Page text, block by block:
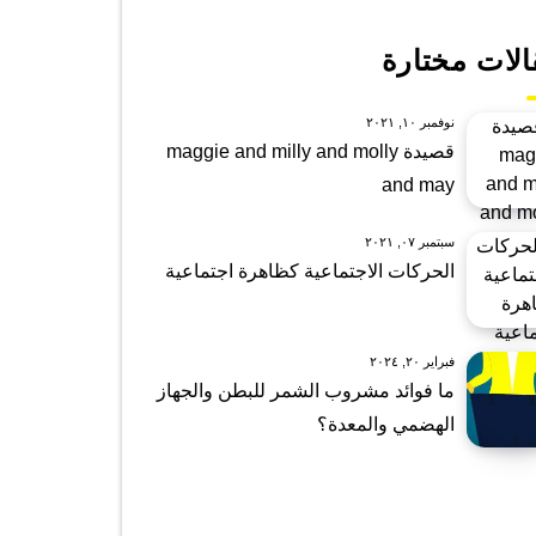
مختارة
نوفمبر ١٠, ٢٠٢١
قصيدة maggie and milly and molly
and may
سبتمبر ٠٧, ٢٠٢١
الحركات الاجتماعية كظاهرة اجتماعية
فبراير ٢٠, ٢٠٢٤
ما فوائد مشروب الشمر للبطن والجهاز
الهضمي والمعدة؟